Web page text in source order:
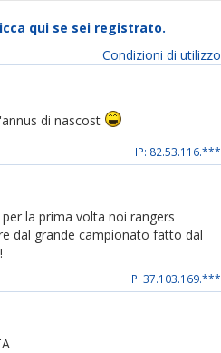
qui se sei registrato.
Condizioni di utilizzo
di nascost
IP: 82.53.116.***
la prima volta noi rangers
dal grande campionato fatto dal
IP: 37.103.169.***